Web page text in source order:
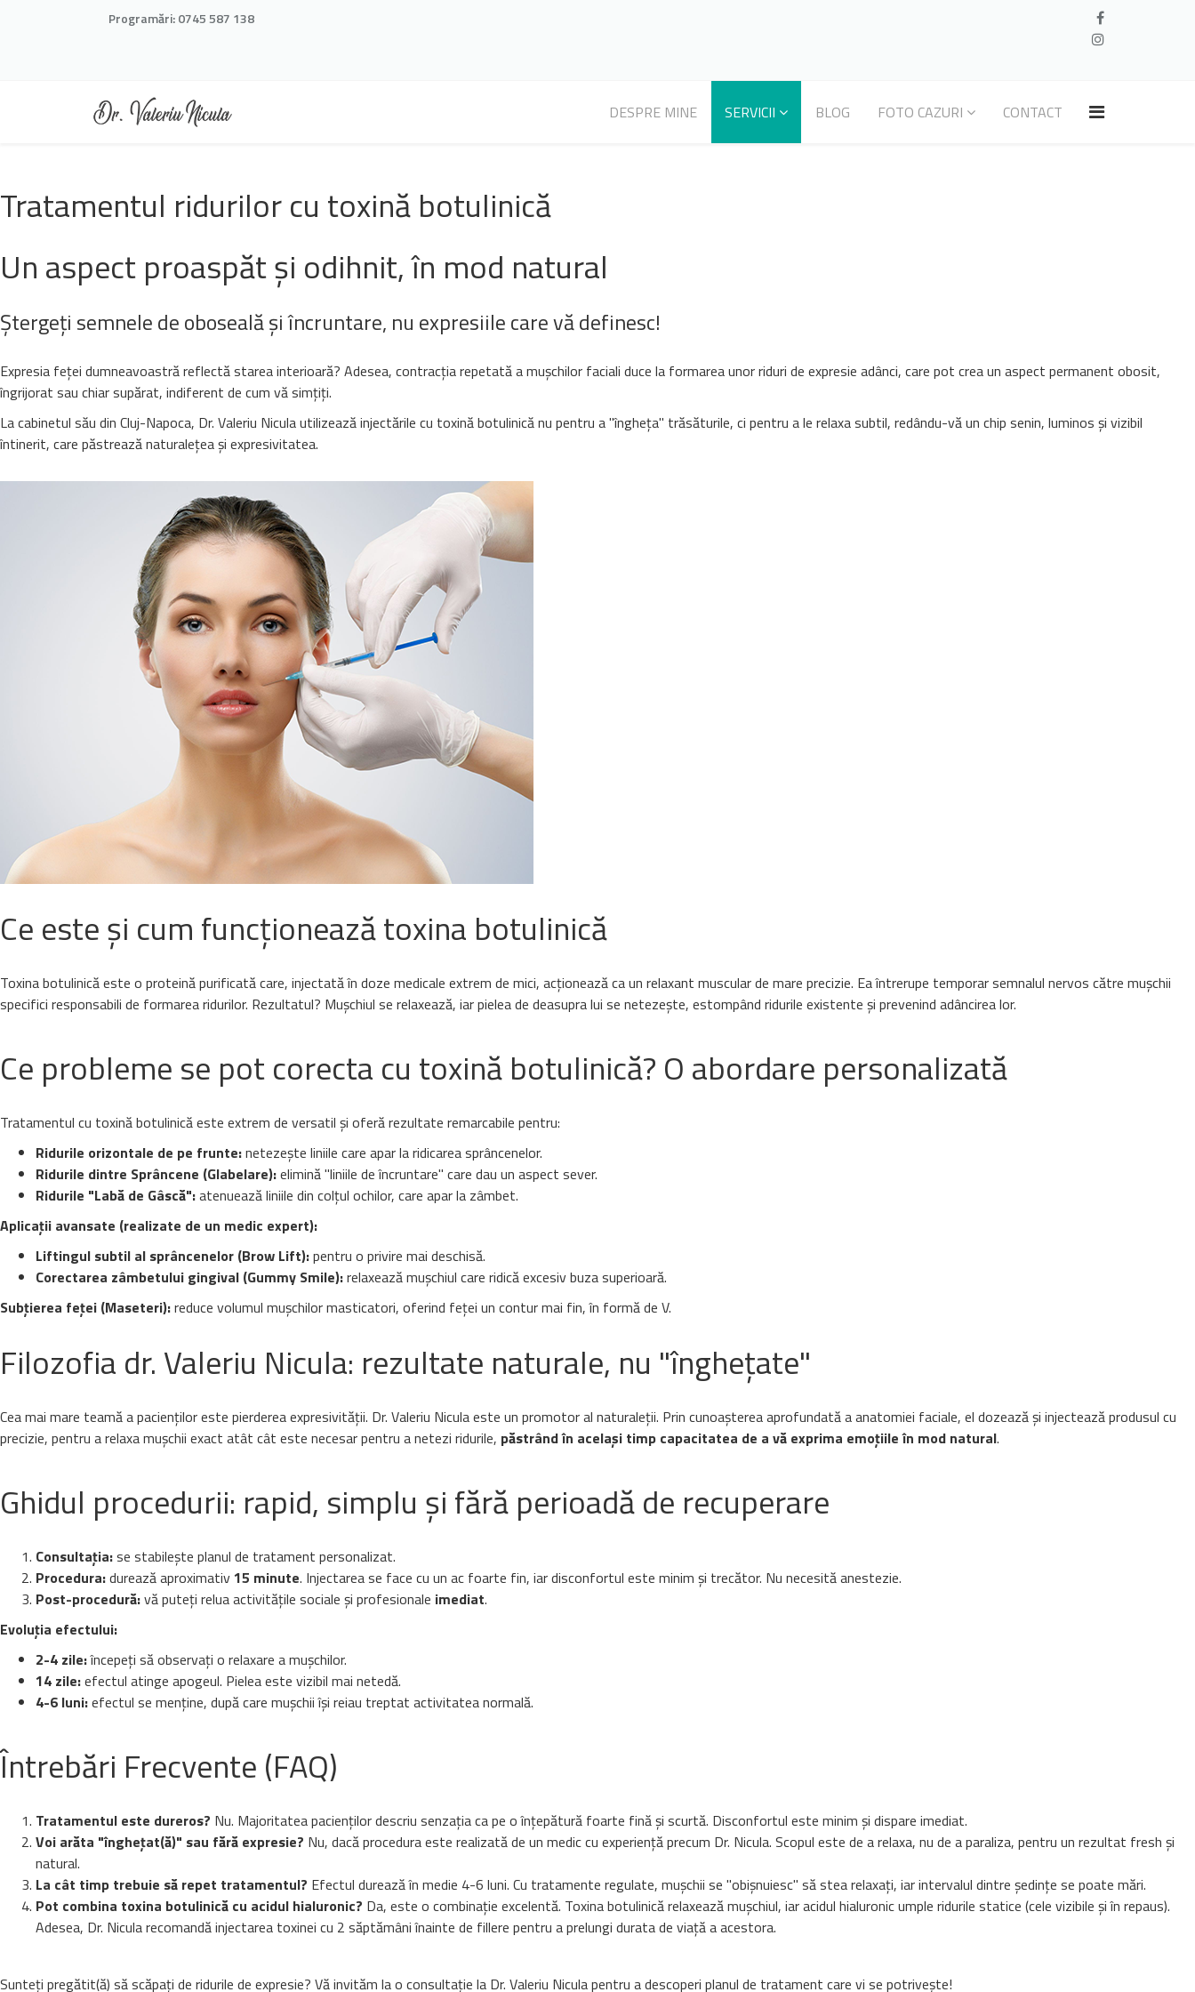
Programări:0745 587 138
DESPRE MINE SERVICII BLOG FOTO CAZURI CONTACT
Tratamentul ridurilor cu toxină botulinică
Un aspect proaspăt și odihnit, în mod natural
Ștergeți semnele de oboseală și încruntare, nu expresiile care vă definesc!
Expresia feței dumneavoastră reflectă starea interioară? Adesea, contracția repetată a mușchilor faciali duce la formarea unor riduri de expresie adânci, care pot crea un aspect permanent obosit,
îngrijorat sau chiar supărat, indiferent de cum vă simțiți.
La cabinetul său din Cluj-Napoca, Dr. Valeriu Nicula utilizează injectările cu toxină botulinică nu pentru a "îngheța" trăsăturile, ci pentru a le relaxa subtil, redându-vă un chip senin, luminos și vizibil
întinerit, care păstrează naturalețea și expresivitatea.
Ce este și cum funcționează toxina botulinică
Toxina botulinică este o proteină purificată care, injectată în doze medicale extrem de mici, acționează ca un relaxant muscular de mare precizie. Ea întrerupe temporar semnalul nervos către mușchii
specifici responsabili de formarea ridurilor. Rezultatul? Mușchiul se relaxează, iar pielea de deasupra lui se netezește, estompând ridurile existente și prevenind adâncirea lor.
Ce probleme se pot corecta cu toxină botulinică? O abordare personalizată
Tratamentul cu toxină botulinică este extrem de versatil și oferă rezultate remarcabile pentru:
Ridurile orizontale de pe frunte:netezește liniile care apar la ridicarea sprâncenelor.
Ridurile dintre Sprâncene (Glabelare):elimină "liniile de încruntare" care dau un aspect sever.
Ridurile "Labă de Gâscă":atenuează liniile din colțul ochilor, care apar la zâmbet.
Aplicații avansate (realizate de un medic expert):
Liftingul subtil al sprâncenelor (Brow Lift):pentru o privire mai deschisă.
Corectarea zâmbetului gingival (Gummy Smile):relaxează mușchiul care ridică excesiv buza superioară.
Subțierea feței (Maseteri):reduce volumul mușchilor masticatori, oferind feței un contur mai fin, în formă de V.
Filozofia dr. Valeriu Nicula: rezultate naturale, nu "înghețate"
Cea mai mare teamă a pacienților este pierderea expresivității. Dr. Valeriu Nicula este un promotor al naturaleții. Prin cunoașterea aprofundată a anatomiei faciale, el dozează și injectează produsul cu
precizie, pentru a relaxa mușchii exact atât cât este necesar pentru a netezi ridurile, păstrând în același timp capacitatea de a vă exprima emoțiile în mod natural.
Ghidul procedurii: rapid, simplu și fără perioadă de recuperare
Consultația:se stabilește planul de tratament personalizat.
Procedura:durează aproximativ 15 minute. Injectarea se face cu un ac foarte fin, iar disconfortul este minim și trecător. Nu necesită anestezie.
Post-procedură:vă puteți relua activitățile sociale și profesionale imediat.
Evoluția efectului:
2-4 zile:începeți să observați o relaxare a mușchilor.
14 zile:efectul atinge apogeul. Pielea este vizibil mai netedă.
4-6 luni:efectul se menține, după care mușchii își reiau treptat activitatea normală.
Întrebări Frecvente (FAQ)
Tratamentul este dureros? Nu. Majoritatea pacienților descriu senzația ca pe o înțepătură foarte fină și scurtă. Disconfortul este minim și dispare imediat.
Voi arăta "înghețat(ă)" sau fără expresie? Nu, dacă procedura este realizată de un medic cu experiență precum Dr. Nicula. Scopul este de a relaxa, nu de a paraliza, pentru un rezultat fresh și
natural.
La cât timp trebuie să repet tratamentul? Efectul durează în medie 4-6 luni. Cu tratamente regulate, mușchii se "obișnuiesc" să stea relaxați, iar intervalul dintre ședințe se poate mări.
Pot combina toxina botulinică cu acidul hialuronic? Da, este o combinație excelentă. Toxina botulinică relaxează mușchiul, iar acidul hialuronic umple ridurile statice (cele vizibile și în repaus).
Adesea, Dr. Nicula recomandă injectarea toxinei cu 2 săptămâni înainte de fillere pentru a prelungi durata de viață a acestora.
Sunteți pregătit(ă) să scăpați de ridurile de expresie? Vă invităm la o consultație la Dr. Valeriu Nicula pentru a descoperi planul de tratament care vi se potrivește!